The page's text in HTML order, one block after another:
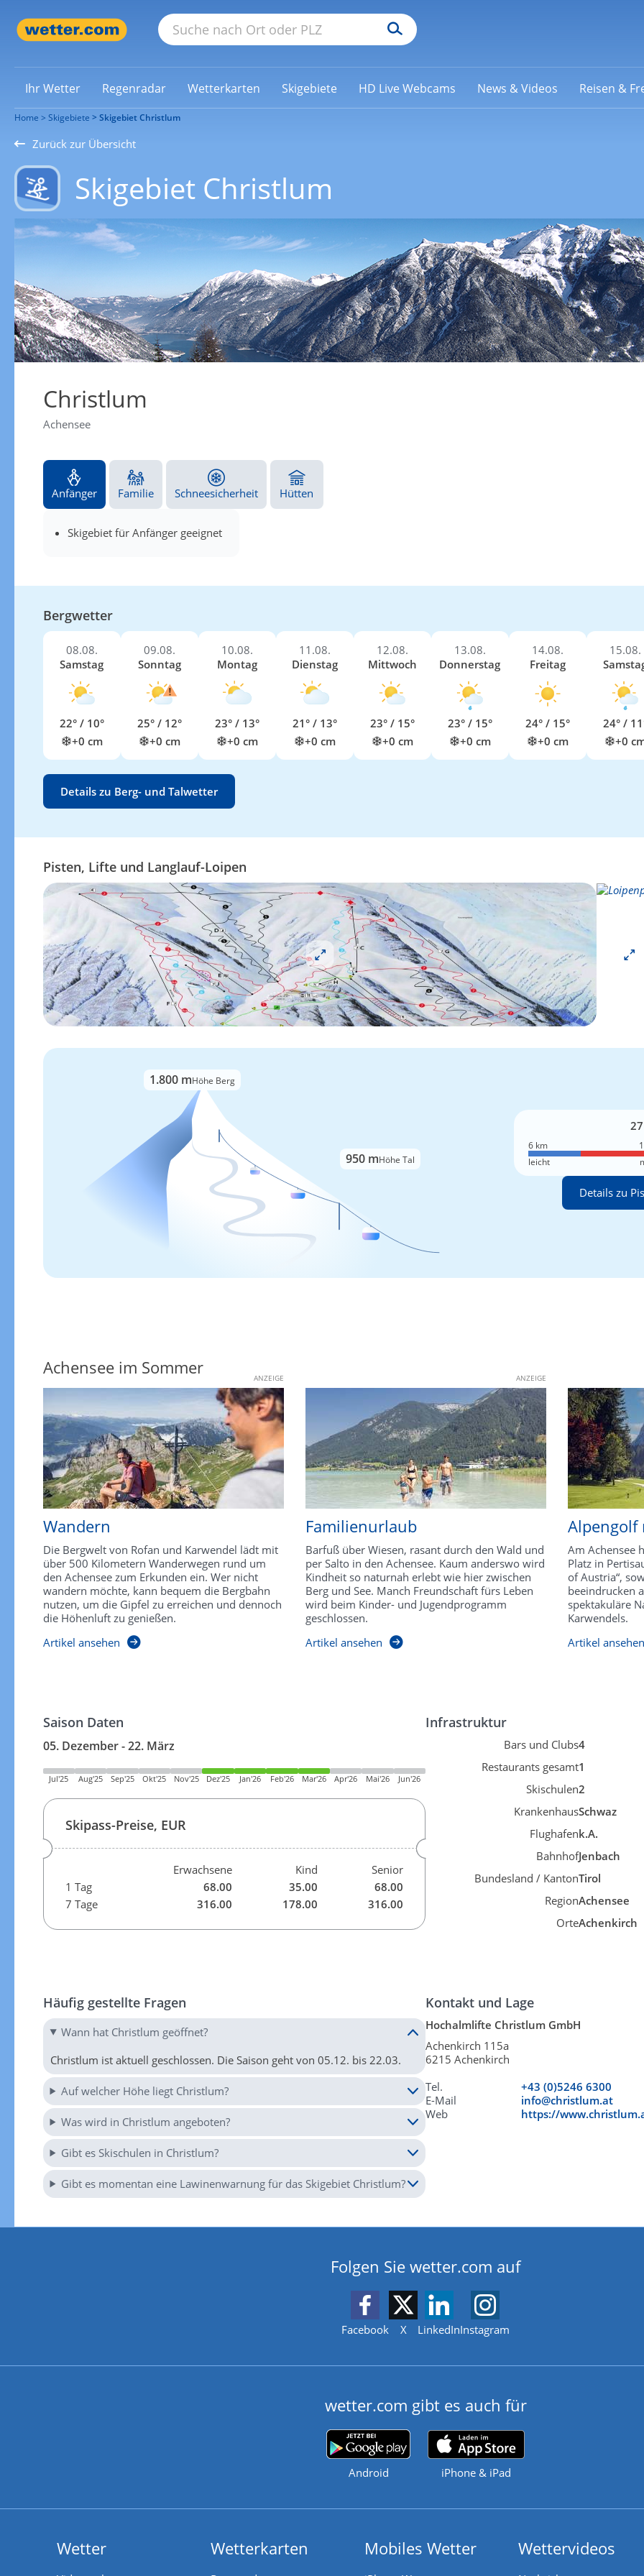
Ihr Wetter Regenradar Wetterkarten Skigebiete HD Live Webcams News & Videos Reisen &
Home Skigebiete Skigebiet Christlum
Zurück zur Übersicht
Skigebiet Christlum
Christlum
Achensee
Anfänger Familie Schneesicherheit Hütten
Skigebiet für Anfänger geeignet
Bergwetter
08.08.
Samstag
22° / 10°
+0 cm
09.08.
Sonntag
25° / 12°
+0 cm
10.08.
Montag
23° / 13°
+0 cm
11.08.
Dienstag
21° / 13°
+0 cm
12.08.
Mittwoch
23° / 15°
+0 cm
13.08.
Donnerstag
23° / 15°
+0 cm
14.08.
Freitag
24° / 15°
+0 cm
15.08.
24° /
+0
Details zu Berg- und Talwetter
Pisten, Lifte und Langlauf-Loipen
1.800 mHöhe Berg
950 mHöhe Tal
6 km
leicht
Details zu
Achensee im Sommer ANZEIGE
Wandern
Die Bergwelt von Rofan und Karwendel lädt mit
über 500 Kilometern Wanderwegen rund um
den Achensee zum Erkunden ein. Wer nicht
wandern möchte, kann bequem die Bergbahn
nutzen, um die Gipfel zu erreichen und dennoch
die Höhenluft zu genießen.
Artikel ansehen
ANZEIGE
Familienurlaub
Barfuß über Wiesen, rasant durch den Wald und
per Salto in den Achensee. Kaum anderswo wird
Kindheit so naturnah erlebt wie hier zwischen
Berg und See. Manch Freundschaft fürs Leben
wird beim Kinder- und Jugendprogramm
geschlossen.
Artikel ansehen
Am Achensee
Platz in
of Austria“,
beeindrucken
spektakuläre
Karwendels.
Artikel ansehen
Saison Daten
05. Dezember - 22. März
Jul'25 Aug'25 Sep'25 Okt'25 Nov'25 Dez'25 Jan'26 Feb'26 Mar'26 Apr'26 Mai'26 Jun'26
Skipass-Preise, EUR
Erwachsene Kind
Senior
1 Tag
68.00 35.00
68.00
7 Tage
316.00 178.00 316.00
Infrastruktur
Bars und Clubs4
Restaurants gesamt1
Skischulen2
KrankenhausSchwaz
Flughafenk.A.
BahnhofJenbach
Bundesland / KantonTirol
RegionAchensee
OrteAchenkirch
Häufig gestellte Fragen
Wann hat Christlum geöffnet?
Christlum ist aktuell geschlossen. Die Saison geht von 05.12. bis 22.03.
Auf welcher Höhe liegt Christlum?
Was wird in Christlum angeboten?
Gibt es Skischulen in Christlum?
Gibt es momentan eine Lawinenwarnung für das Skigebiet Christlum?
Kontakt und Lage
Hochalmlifte Christlum GmbH
Achenkirch 115a
6215 Achenkirch
Tel.
+43 (0)5246 6300
E-Mail
info@christlum.at
Web
https://
Folgen Sie wetter.com auf
Facebook X LinkedInInstagram
wetter.com gibt es auch für
Android iPhone & iPad
Wetter Wetterkarten Mobiles Wetter Wettervideos